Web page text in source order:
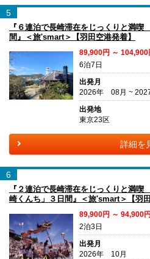
5
『６連泊で長崎滞在をじっくりと満
間』＜旅'smart＞【羽田空港発着】
89,900円 ～ 104,900
6泊7日
出発月
2026年 08月 ~
出発地
東京23区
詳細を
6
『２連泊で長崎滞在をじっくりと満
崎くんち」３日間』＜旅'smart＞【羽田
89,900円 ～ 94,900円
2泊3日
出発月
2026年 10月